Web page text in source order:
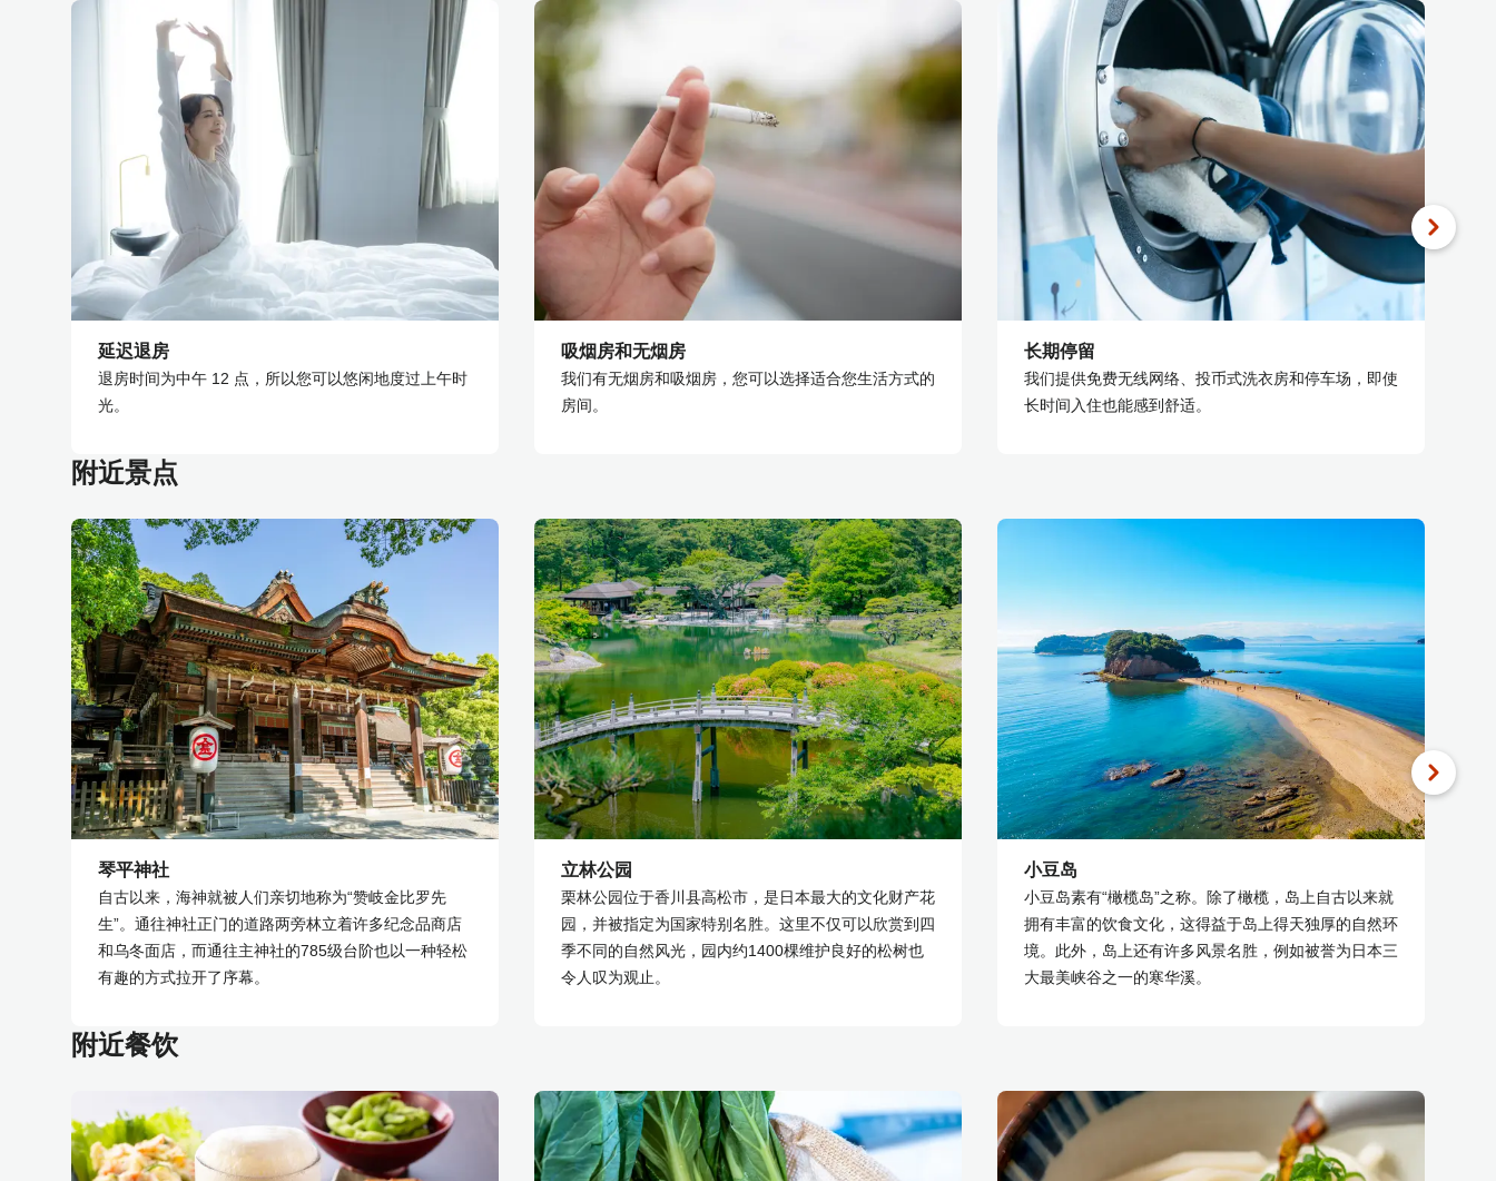
延迟退房
退房时间为中午 12 点，所以您可以悠闲地度过上午时
光。
吸烟房和无烟房
我们有无烟房和吸烟房，您可以选择适合您生活方式的
房间。
长期停留
我们提供免费无线网络、投币式洗衣房和停车场，即使
长时间入住也能感到舒适。
附近景点
琴平神社
自古以来，海神就被人们亲切地称为“赞岐金比罗先
生”。通往神社正门的道路两旁林立着许多纪念品商店
和乌冬面店，而通往主神社的785级台阶也以一种轻松
有趣的方式拉开了序幕。
立林公园
栗林公园位于香川县高松市，是日本最大的文化财产花
园，并被指定为国家特别名胜。这里不仅可以欣赏到四
季不同的自然风光，园内约1400棵维护良好的松树也
令人叹为观止。
小豆岛
小豆岛素有“橄榄岛”之称。除了橄榄，岛上自古以来就
拥有丰富的饮食文化，这得益于岛上得天独厚的自然环
境。此外，岛上还有许多风景名胜，例如被誉为日本三
大最美峡谷之一的寒华溪。
附近餐饮